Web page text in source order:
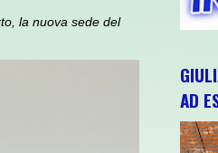
la nuova sede del
AD